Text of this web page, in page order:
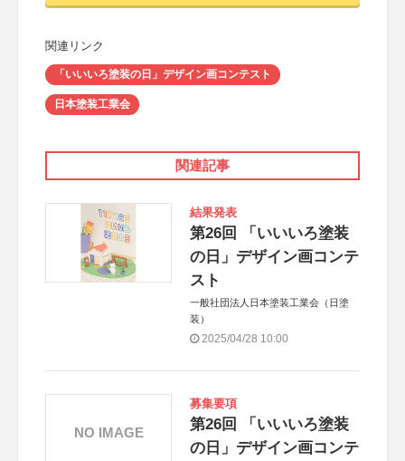
関連リンク
「いいいろ塗装の日」デザイン画コンテスト
日本塗装工業会
関連記事
結果発表
第26回 「いいいろ塗装
の日」デザイン画コンテ
スト
一般社団法人日本塗装工業会（日塗
装）
2025/04/28 10:00
募集要項
第26回 「いいいろ塗装
の日」デザイン画コンテ
NO IMAGE